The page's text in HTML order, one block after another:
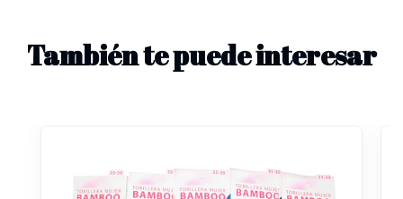
También te puede interesar